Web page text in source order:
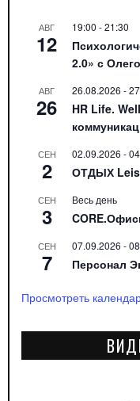
АВГ
12
19:00 -21:30
2.0» с
АВГ
26
26.08.2026 -
HR Life.
СЕН
2
02.09.2026 -
ОТДЫХ
СЕН
3
Весь день
СЕН
7
07.09.2026 -
Персонал
Просмотреть